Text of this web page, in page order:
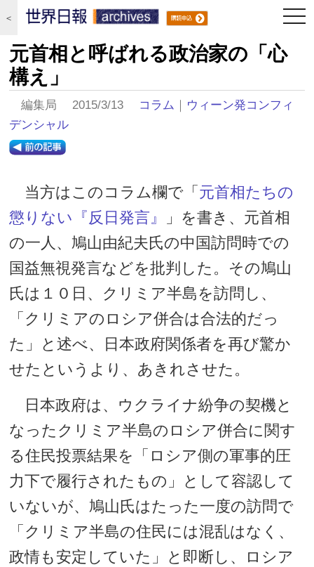
＜
元首相と呼ばれる政治家の「心
構え」
編集局 2015/3/13 コラム ｜ ウィーン発コンフィ
デンシャル
当方はこのコラム欄で「 元首相たちの
懲りない『反日発言』
」を書き、元首相
の一人、鳩山由紀夫氏の中国訪問時での
国益無視発言などを批判した。その鳩山
氏は１０日、クリミア半島を訪問し、
「クリミアのロシア併合は合法的だっ
た」と述べ、日本政府関係者を再び驚か
せたというより、あきれさせた。
日本政府は、ウクライナ紛争の契機と
なったクリミア半島のロシア併合に関す
る住民投票結果を「ロシア側の軍事的圧
力下で履行されたもの」として容認して
いないが、鳩山氏はたった一度の訪問で
「クリミア半島の住民には混乱はなく、
政情も安定していた」と即断し、ロシア